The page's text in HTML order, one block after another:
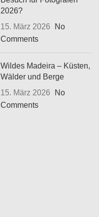
2026?
15. März 2026
No
Comments
Wildes Madeira – Küsten,
Wälder und Berge
15. März 2026
No
Comments